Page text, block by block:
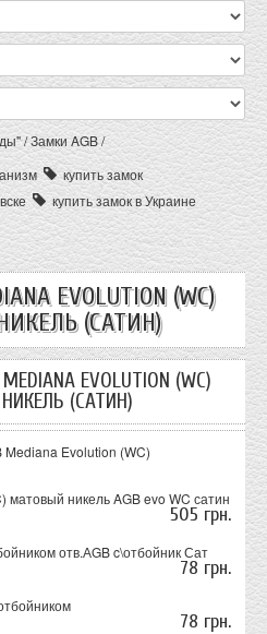
/Замки AGB/
купить замок
купить замок в Украине
EVOLUTION (WC)
(САТИН)
EVOLUTION (WC)
(САТИН)
Evolution (WC)
матовый никельAGB evo WC сатин
505 грн.
отв.АGB c\отбойник Сат
78 грн.
78 грн.